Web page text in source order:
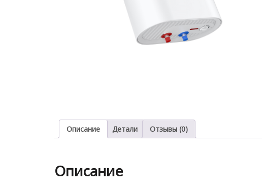
Описание Детали Отзывы (0)
Описание